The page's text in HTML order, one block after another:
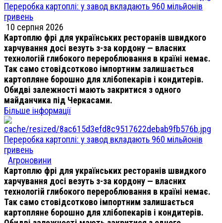
Переробка картоплі: у завод вкладають 960 мільйонів
гривень
10 серпня 2026
Картоплю фрі для українських ресторанів швидкого
харчування досі везуть з-за кордону — власних
технологій глибокого перероблювання в країні немає.
Так само стовідсотково імпортним залишається
картопляне борошно для хлібопекарів і кондитерів.
Обидві залежності мають закритися з одного
майданчика під Черкасами.
Більше інформації
Переробка картоплі: у завод вкладають 960 мільйонів
гривень
Агроновини
Картоплю фрі для українських ресторанів швидкого
харчування досі везуть з-за кордону — власних
технологій глибокого перероблювання в країні немає.
Так само стовідсотково імпортним залишається
картопляне борошно для хлібопекарів і кондитерів.